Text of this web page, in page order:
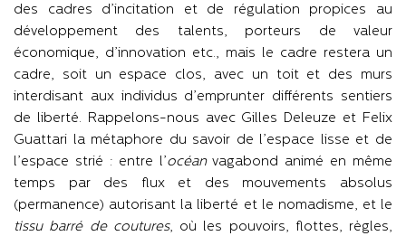
des cadres d’incitation et de régulation propices au
développement des talents, porteurs de valeur
économique, d’innovation etc., mais le cadre restera un
cadre, soit un espace clos, avec un toit et des murs
interdisant aux individus d’emprunter différents sentiers
de liberté. Rappelons-nous avec Gilles Deleuze et Felix
Guattari la métaphore du savoir de l’espace lisse et de
l’espace strié : entre l’océanvagabond animé en même
temps par des flux et des mouvements absolus
(permanence) autorisant la liberté et le nomadisme, et le
tissu barré de coutures, où les pouvoirs, flottes, règles,